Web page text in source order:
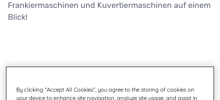
Frankiermaschinen und Kuvertiermaschinen auf einem
Blick!
By clicking “Accept All Cookies”, you agree to the storing of cookies on
your device to enhance site navigation, analyze site usage, and assist in